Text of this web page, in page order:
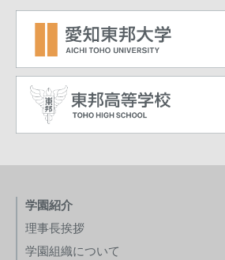
学園紹介
理事長挨拶
学園組織について